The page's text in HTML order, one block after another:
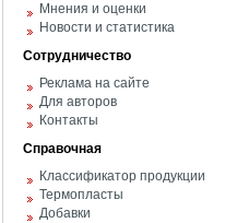
Мнения и оценки
Новости и статистика
Сотрудничество
Реклама на сайте
Для авторов
Контакты
Справочная
Классификатор продукции
Термопласты
Добавки